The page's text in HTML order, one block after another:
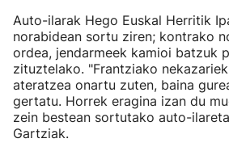
Auto-ilarak Hego Euskal Herritik
norabidean sortu ziren; kontrako
ordea, jendarmeek kamioi batzuk
zituztelako. "Frantziako
ateratzea onartu zuten, baina
gertatu. Horrek eragina izan du
zein bestean sortutako auto-
Gartziak.